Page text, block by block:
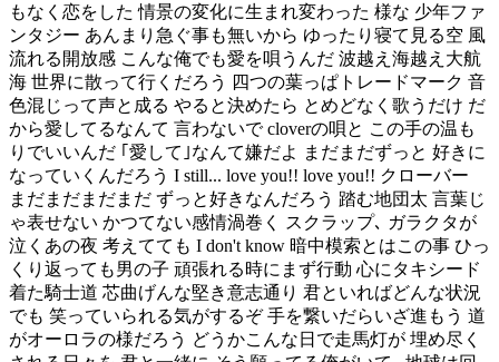
もなく恋をした 情景の変化に生まれ変わった 様な 少年ファ
ンタジー あんまり急ぐ事も無いから ゆったり寝て見る空 風
流れる開放感 こんな俺でも愛を唄うんだ 波越え海越え大航
海 世界に散って行くだろう 四つの葉っぱトレードマーク 音
色混じって声と成る やると決めたら とめどなく歌うだけ だ
から愛してるなんて 言わないで cloverの唄と この手の温も
りでいいんだ ｢愛して｣なんて嫌だよ まだまだずっと 好きに
なっていくんだろう I still... love you!! love you!! クローバー
まだまだまだまだ ずっと好きなんだろう 踏む地団太 言葉じ
ゃ表せない かつてない感情渦巻く スクラップ､ ガラクタが
泣くあの夜 考えてても I don't know 暗中模索とはこの事 ひっ
くり返っても男の子 頑張れる時にまず行動 心にタキシード
着た騎士道 芯曲げんな堅き意志通り 君といればどんな状況
でも 笑っていられる気がするぞ 手を繋いだらいざ進もう 道
がオーロラの様だろう どうかこんな日で走馬灯が 埋め尽く